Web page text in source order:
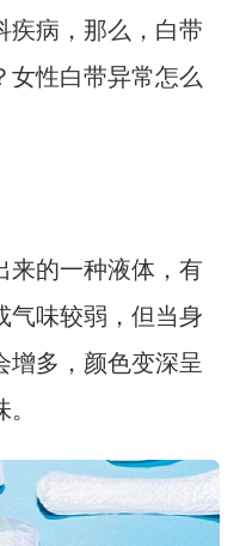
疾病，那么，白带
女性白带异常怎么
来的一种液体，有
气味较弱，但当身
增多，颜色变深呈